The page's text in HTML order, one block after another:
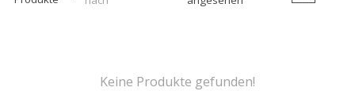
Keine Produkte gefunden!